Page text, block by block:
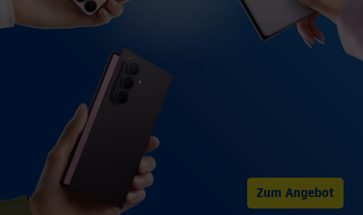
Zum Angebot